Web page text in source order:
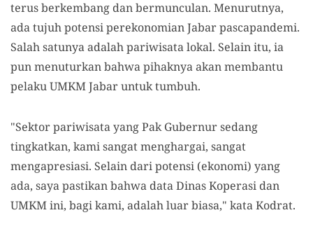
terus berkembang dan bermunculan. Menurutnya,
ada tujuh potensi perekonomian Jabar pascapandemi.
Salah satunya adalah pariwisata lokal. Selain itu, ia
pun menuturkan bahwa pihaknya akan membantu
pelaku UMKM Jabar untuk tumbuh.
"Sektor pariwisata yang Pak Gubernur sedang
tingkatkan, kami sangat menghargai, sangat
mengapresiasi. Selain dari potensi (ekonomi) yang
ada, saya pastikan bahwa data Dinas Koperasi dan
UMKM ini, bagi kami, adalah luar biasa," kata Kodrat.